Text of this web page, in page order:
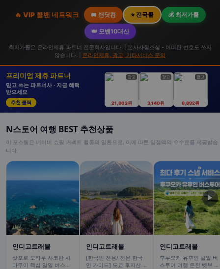
🔥 VIP 콜밴 네트워크 🚐 밴닷컴 ⭐ 전국콜 💰 최저가콜
👑 모밴10대산
최저가콜은 온라인제휴 파트너 전문회사입니다. | 본사사칭조심 - 어떠한 번호도 쓰지
않습니다. | 온라인제휴, 광고, 기타서비스 문의
프리미엄 제휴 파트너
믿고 쓰는 파트너사 · 지금 혜택
받으세요
추천 클릭
광고
21,802원
광고
3,140원
광고
8,892원
N스토어 여행 BEST 추천상품
이 포스팅은 네이버 쇼핑 커넥트 활동의 일환으로, 이에 따른 일정액의 수수료를 제공받습
니다.
인디고트래블
삿포로 오타루 샤코탄 시
마무이 핵심 일일 버스투
인디고트래블
[한국인 전용/ 전문 한국
인 가이드] 도쿄 후지산 1
인디고트래블
후쿠오카 유후인 일일 버
스투어 여행 온천 벳부 유
▶